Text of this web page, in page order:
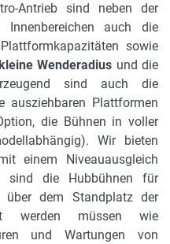
Antrieb sind neben der
auch die
sowie
Wenderadius und die
sind auch die
Plattformen
die Bühnen in voller
Wir bieten
einem Niveauausgleich
sind die Hubbühnen für
über dem Standplatz der
werden müssen wie
und Wartungen von